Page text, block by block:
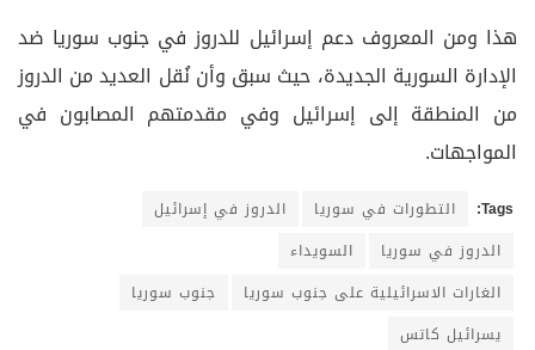
هذا ومن المعروف دعم إسرائيل للدروز في جنوب سوريا ضد
الإدارة السورية الجديدة، حيث سبق وأن نُقل العديد من الدروز
من المنطقة إلى إسرائيل وفي مقدمتهم المصابون في
المواجهات.
Tags: التطورات في سوريا
الدروز في إسرائيل
الدروز في سوريا
السويداء
الغارات الاسرائيلية على جنوب سوريا
جنوب سوريا
يسرائيل كاتس